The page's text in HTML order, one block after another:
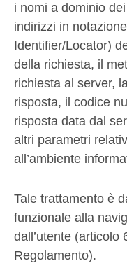
i nomi a dominio
indirizzi in
Identifier/Locator)
della richiesta, il
richiesta al server,
risposta, il codice
risposta data dal
altri parametri
all’ambiente
Tale trattamento è
funzionale alla
dall’utente (articolo
Regolamento).